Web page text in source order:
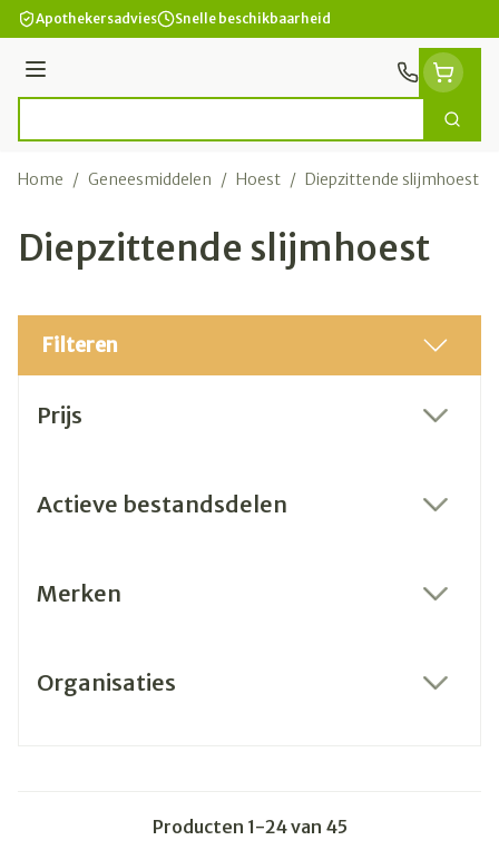
Ga naar de inhoud
Apothekersadvies Snelle beschikbaarheid
Menu
Zoek
Home / Geneesmiddelen / Hoest / Diepzittende slijmhoest
Diepzittende slijmhoest
Filteren
Prijs
Actieve bestandsdelen
Merken
Organisaties
Producten 1-24van 45